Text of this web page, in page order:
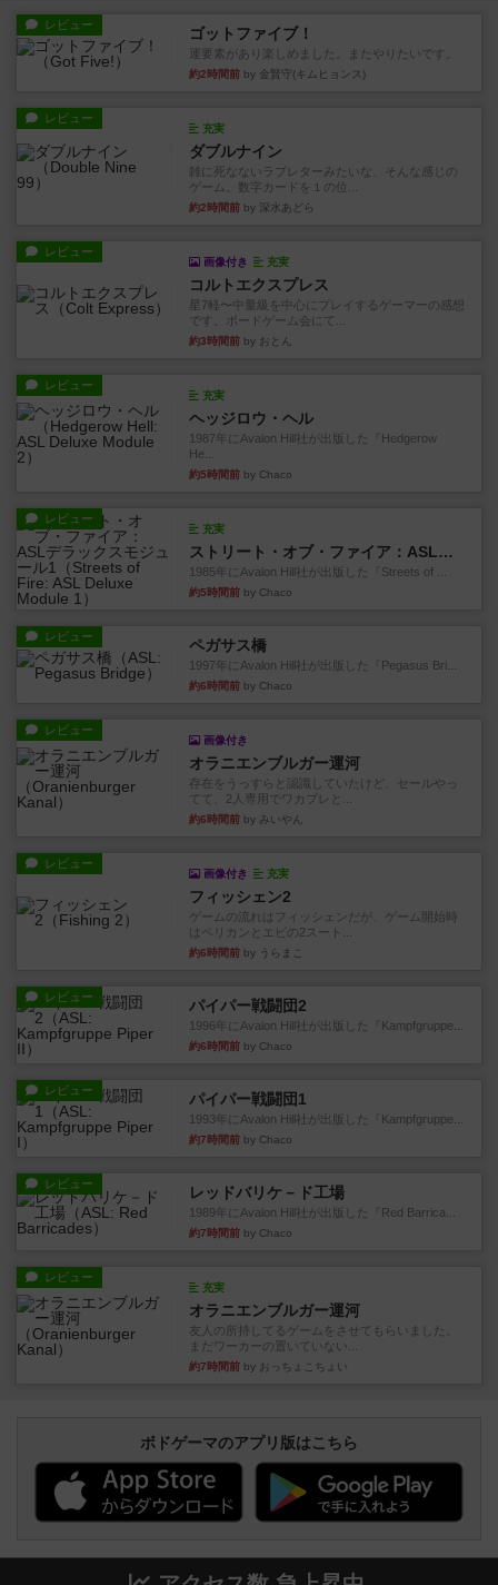
レビュー ゴットファイブ！
運要素があり楽しめました。またやりたいです。
約2時間前 by 金賢守(キムヒョンス)
レビュー
充実
ダブルナイン
雑に死なないラブレターみたいな、そんな感じの
ゲーム。数字カードを１の位...
約2時間前 by 深水あどら
レビュー
画像付き 充実
コルトエクスプレス
星7軽〜中量級を中心にプレイするゲーマーの感想
です。ボードゲーム会にて...
約3時間前 by おとん
レビュー
充実
ヘッジロウ・ヘル
1987年にAvalon Hill社が出版した『Hedgerow
He...
約5時間前 by Chaco
レビュー
充実
ストリート・オブ・ファイア：ASLデラックスモジュール1
1985年にAvalon Hill社が出版した『Streets of ...
約5時間前 by Chaco
レビュー ペガサス橋
1997年にAvalon Hill社が出版した『Pegasus Bri...
約6時間前 by Chaco
レビュー
画像付き
オラニエンブルガー運河
存在をうっすらと認識していたけど、セールやっ
てて、2人専用でワカプレと...
約6時間前 by みいやん
レビュー
画像付き 充実
フィッシェン2
ゲームの流れはフィッシェンだが、ゲーム開始時
はペリカンとエビの2スート...
約6時間前 by うらまこ
レビュー パイパー戦闘団2
1996年にAvalon Hill社が出版した『Kampfgruppe...
約6時間前 by Chaco
レビュー パイパー戦闘団1
1993年にAvalon Hill社が出版した『Kampfgruppe...
約7時間前 by Chaco
レビュー レッドバリケ－ド工場
1989年にAvalon Hill社が出版した『Red Barrica...
約7時間前 by Chaco
レビュー
充実
オラニエンブルガー運河
友人の所持してるゲームをさせてもらいました。
まだワーカーの置いていない...
約7時間前 by おっちょこちょい
ボドゲーマのアプリ版はこちら